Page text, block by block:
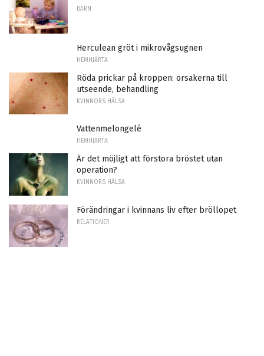
BARN
Herculean gröt i mikrovågsugnen
HEMHJÄRTA
Röda prickar på kroppen: orsakerna till
utseende, behandling
KVINNORS HÄLSA
Vattenmelongelé
HEMHJÄRTA
Är det möjligt att förstora bröstet utan
operation?
KVINNORS HÄLSA
Förändringar i kvinnans liv efter bröllopet
RELATIONER